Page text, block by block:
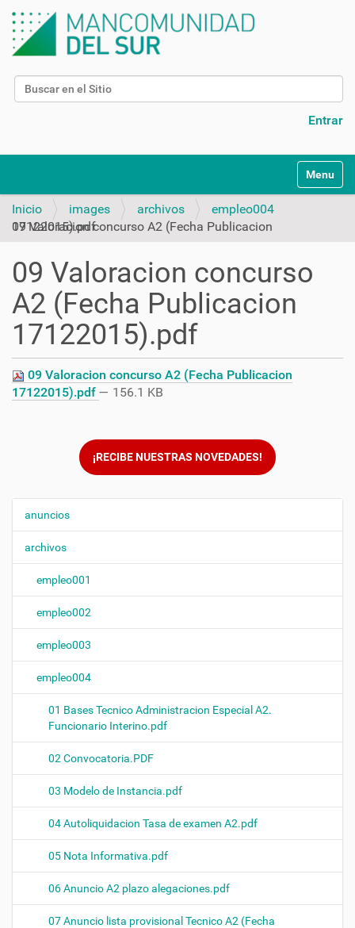
Buscar
Entrar
v
Toggle
Inicio images archivos
empleo004
09 Valoracion concurso A2 (Fecha Publicacion 17122015).pdf
09 Valoracion concurso
A2 (Fecha Publicacion
17122015).pdf
09 Valoracion concurso A2 (Fecha Publicacion
17122015).pdf — 156.1 KB
¡RECIBE NUESTRAS NOVEDADES!
N
g
i
n
anuncios
archivos
empleo001
empleo002
empleo003
empleo004
01 Bases Tecnico Administracion Especial A2.
Funcionario Interino.pdf
02 Convocatoria.PDF
03 Modelo de Instancia.pdf
04 Autoliquidacion Tasa de examen A2.pdf
05 Nota Informativa.pdf
06 Anuncio A2 plazo alegaciones.pdf
07 Anuncio lista provisional Tecnico A2 (Fecha